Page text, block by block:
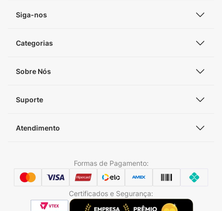
Siga-nos
Categorias
Sobre Nós
Suporte
Atendimento
Formas de Pagamento:
Certificados e Segurança: